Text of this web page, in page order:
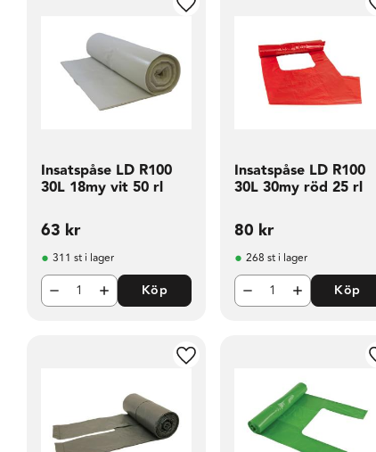
Insatspåse LD R100
30L 18my vit 50 rl
63 kr
Lägg till i favoriter
311 st i lager
Köp
Insatspåse LD R100
30L 30my röd 25 rl
80 kr
268 st i lager
Köp
Lägg till i favoriter